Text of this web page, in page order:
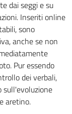
dai seggi e su
Inseriti online
sono
anche se non
Pur essendo
dei verbali,
sull'evoluzione
aretino.